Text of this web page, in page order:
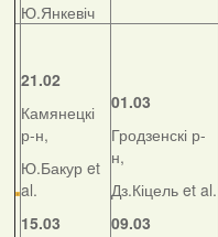
Ю.Янкевіч
21.02
Камянецкі
р-н,
Ю.Бакур et
al.
15.03
01.03
Гродзенскі р-
н,
Дз.Кіцель et al.
09.03